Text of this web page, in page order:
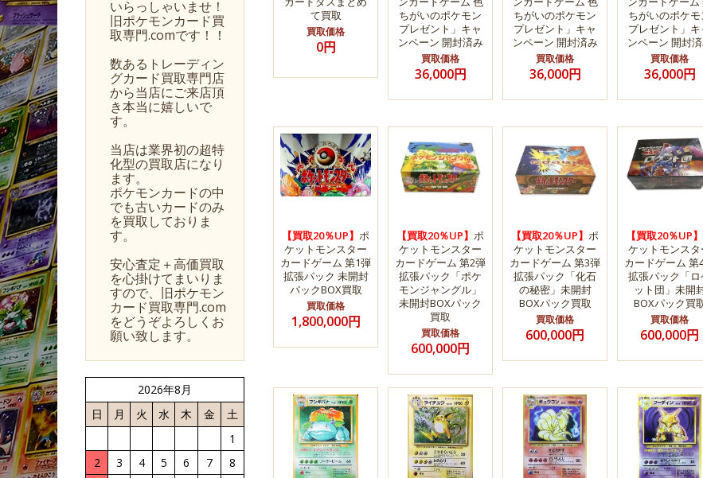
て買取
買取価格
0円
ちがいのポケモン
プレゼント」キャ
ンペーン 開封済み
買取価格
36,000円
ちがいのポケモン
プレゼント」キャ
ンペーン 開封済み
買取価格
36,000円
ちがいのポケモ
プレゼント」キ
ンペーン 開封
買取価格
36,000円
【買取20％UP】 ポ
ケットモンスター
カードゲーム 第1弾
拡張パック 未開封
パックBOX買取
買取価格
1,800,000円
【買取20％UP】 ポ
ケットモンスター
カードゲーム 第2弾
拡張パック「ポケ
モンジャングル」
未開封BOXパック
買取
買取価格
600,000円
【買取20％UP】 ポ
ケットモンスター
カードゲーム 第3弾
拡張パック「化石
の秘密」未開封
BOXパック買取
買取価格
600,000円
【買取20％UP】
ケットモンスタ
カードゲーム 第
拡張パック「ロ
ット団」未開
BOXパック買
買取価格
600,000円
いらっしゃいませ！
旧ポケモンカード買
取専門.comです！！
数あるトレーディン
グカード買取専門店
から当店にご来店頂
き本当に嬉しいで
す。
当店は業界初の超特
化型の買取店になり
ます。
ポケモンカードの中
でも古いカードのみ
を買取しておりま
す。
安心査定＋高価買取
を心掛けてまいりま
すので、旧ポケモン
カード買取専門.com
をどうぞよろしくお
願い致します。
2026年8月
日
月 火 水 木 金
土
1
2
3 4 5 6 7
8